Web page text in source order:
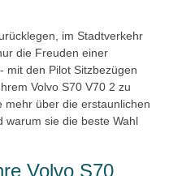
im Stadtverkehr
die Freuden einer
mit den Pilot Sitzbezügen
Volvo S70 V70 2 zu
mehr über die erstaunlichen
warum sie die beste Wahl
Volvo S70